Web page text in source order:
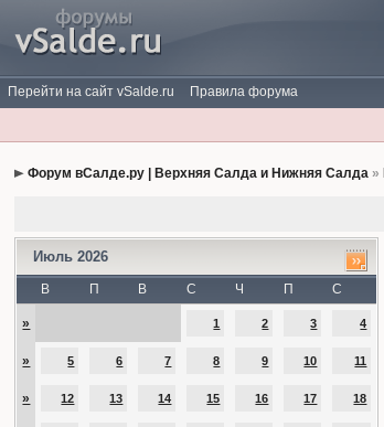
Перейти на сайт vSalde.ru Правила форума
Форум вСалде.ру | Верхняя Салда и Нижняя Салда »
Июль 2026
В П В С Ч П С
» 1 2 3 4
» 5 6 7 8 9 10 11
» 12 13 14 15 16 17 18